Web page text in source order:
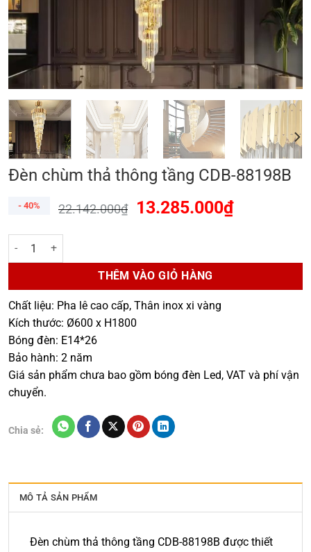
Đèn chùm thả thông tầng CDB-88198B
- 40% 22.142.000₫ 13.285.000₫
Đèn chùm thả thông tầng CDB-88198B số lượng
THÊM VÀO GIỎ HÀNG
Chất liệu: Pha lê cao cấp, Thân inox xi vàng
Kích thước: Ø600 x H1800
Bóng đèn: E14*26
Bảo hành: 2 năm
Giá sản phẩm chưa bao gồm bóng đèn Led, VAT và phí vận
chuyển.
Chia sẻ:
MÔ TẢ SẢN PHẨM
Đèn chùm thả thông tầng CDB-88198B được thiết